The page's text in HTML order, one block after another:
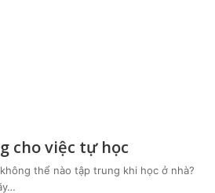
cho việc tự học
thể nào tập trung khi học ở nhà?